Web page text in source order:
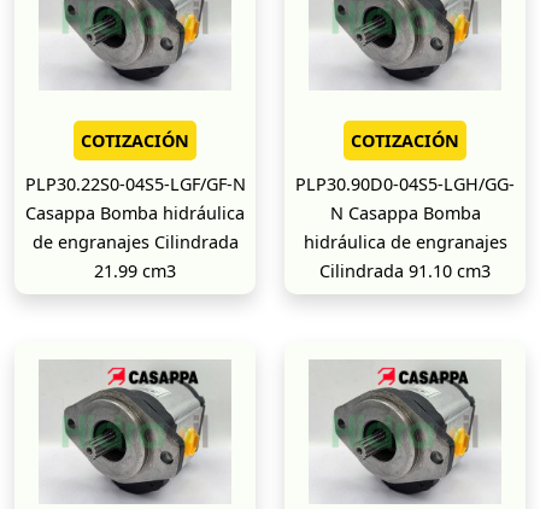
COTIZACIÓN
PLP30.22S0-04S5-LGF/GF-N
Casappa Bomba hidráulica
de engranajes Cilindrada
21.99 cm3
COTIZACIÓN
PLP30.90D0-04S5-LGH/GG-
N Casappa Bomba
hidráulica de engranajes
Cilindrada 91.10 cm3